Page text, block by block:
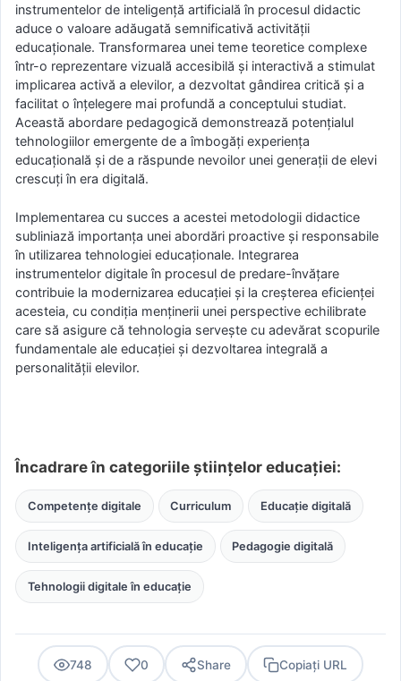
instrumentelor de inteligență artificială în procesul didactic
aduce o valoare adăugată semnificativă activității
educaționale. Transformarea unei teme teoretice complexe
într-o reprezentare vizuală accesibilă și interactivă a stimulat
implicarea activă a elevilor, a dezvoltat gândirea critică și a
facilitat o înțelegere mai profundă a conceptului studiat.
Această abordare pedagogică demonstrează potențialul
tehnologiilor emergente de a îmbogăți experiența
educațională și de a răspunde nevoilor unei generații de elevi
crescuți în era digitală.
Implementarea cu succes a acestei metodologii didactice
subliniază importanța unei abordări proactive și responsabile
în utilizarea tehnologiei educaționale. Integrarea
instrumentelor digitale în procesul de predare-învățare
contribuie la modernizarea educației și la creșterea eficienței
acesteia, cu condiția menținerii unei perspective echilibrate
care să asigure că tehnologia servește cu adevărat scopurile
fundamentale ale educației și dezvoltarea integrală a
personalității elevilor.
Încadrare în categoriile științelor educației:
Competențe digitale Curriculum Educație digitală
Inteligența artificială în educație Pedagogie digitală
Tehnologii digitale în educație
748 0 Share Copiați URL